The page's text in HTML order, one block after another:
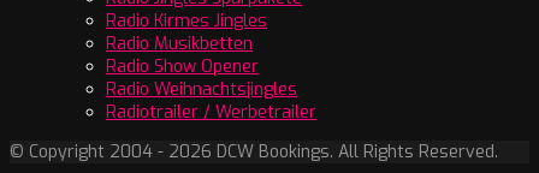
Radio Kirmes Jingles
Radio Musikbetten
Radio Show Opener
Radio Weihnachtsjingles
Radiotrailer / Werbetrailer
© Copyright 2004 - 2026 DCW Bookings. All Rights Reserved.